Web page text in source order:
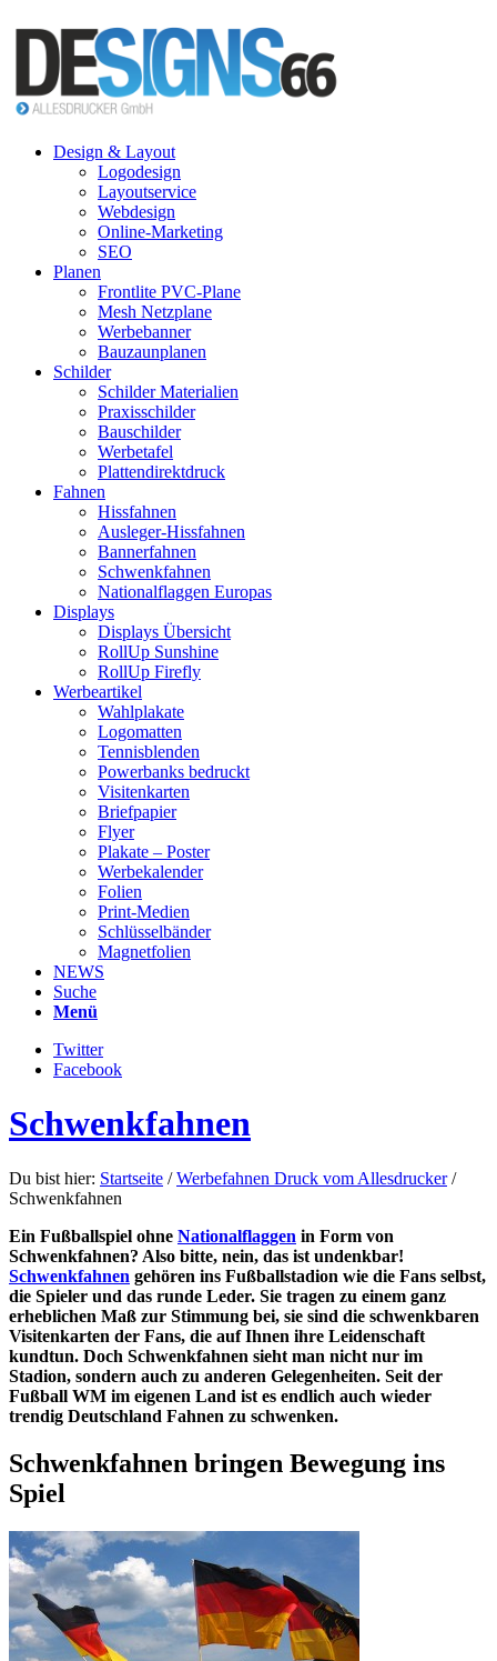
Design & Layout
Logodesign
Layoutservice
Webdesign
Online-Marketing
SEO
Planen
Frontlite PVC-Plane
Mesh Netzplane
Werbebanner
Bauzaunplanen
Schilder
Schilder Materialien
Praxisschilder
Bauschilder
Werbetafel
Plattendirektdruck
Fahnen
Hissfahnen
Ausleger-Hissfahnen
Bannerfahnen
Schwenkfahnen
Nationalflaggen Europas
Displays
Displays Übersicht
RollUp Sunshine
RollUp Firefly
Werbeartikel
Wahlplakate
Logomatten
Tennisblenden
Powerbanks bedruckt
Visitenkarten
Briefpapier
Flyer
Plakate – Poster
Werbekalender
Folien
Print-Medien
Schlüsselbänder
Magnetfolien
NEWS
Suche
Menü
Twitter
Facebook
Schwenkfahnen
Du bist hier: Startseite / Werbefahnen Druck vom Allesdrucker /
Schwenkfahnen
Ein Fußballspiel ohne Nationalflaggen in Form von
Schwenkfahnen? Also bitte, nein, das ist undenkbar!
Schwenkfahnen gehören ins Fußballstadion wie die Fans selbst,
die Spieler und das runde Leder. Sie tragen zu einem ganz
erheblichen Maß zur Stimmung bei, sie sind die schwenkbaren
Visitenkarten der Fans, die auf Ihnen ihre Leidenschaft
kundtun. Doch Schwenkfahnen sieht man nicht nur im
Stadion, sondern auch zu anderen Gelegenheiten. Seit der
Fußball WM im eigenen Land ist es endlich auch wieder
trendig Deutschland Fahnen zu schwenken.
Schwenkfahnen bringen Bewegung ins
Spiel